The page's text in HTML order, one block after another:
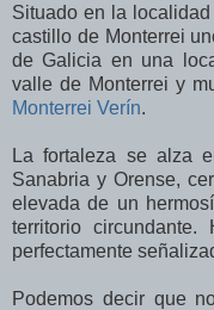
Situado en la
castillo de Monterrei
de Galicia en una
valle de Monterrei y
Monterrei Verín.
La fortaleza se alza
Sanabria y Orense,
elevada de un
territorio
perfectamente
Podemos decir que